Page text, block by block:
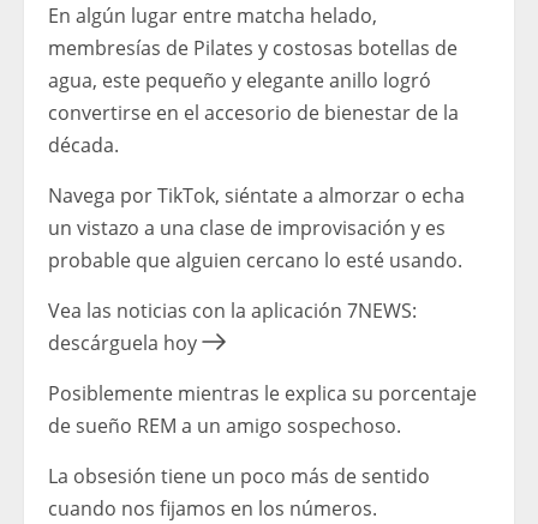
En algún lugar entre matcha helado,
membresías de Pilates y costosas botellas de
agua, este pequeño y elegante anillo logró
convertirse en el accesorio de bienestar de la
década.
Navega por TikTok, siéntate a almorzar o echa
un vistazo a una clase de improvisación y es
probable que alguien cercano lo esté usando.
Vea las noticias con la aplicación 7NEWS:
descárguela hoy
Posiblemente mientras le explica su porcentaje
de sueño REM a un amigo sospechoso.
La obsesión tiene un poco más de sentido
cuando nos fijamos en los números.